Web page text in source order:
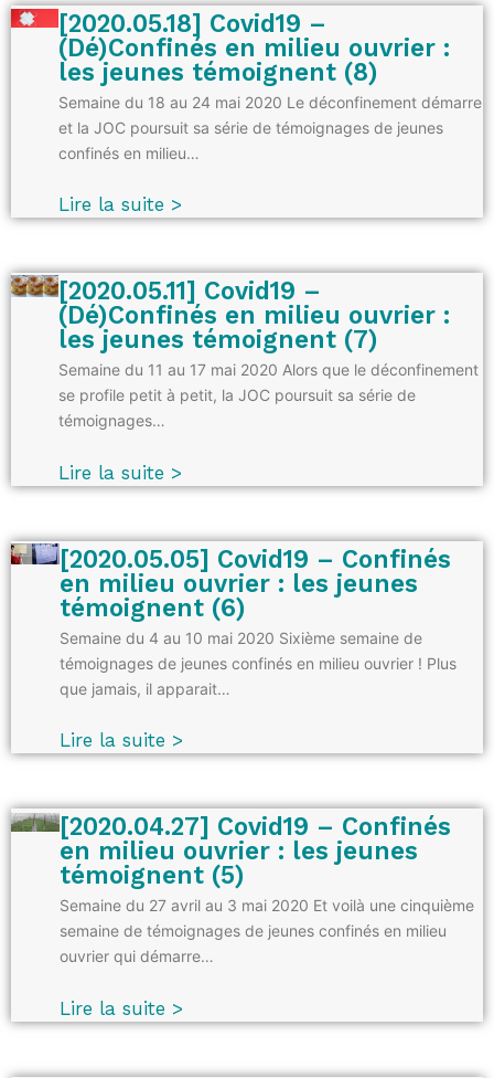
[2020.05.18] Covid19 –
(Dé)Confinés en milieu ouvrier :
les jeunes témoignent (8)
Semaine du 18 au 24 mai 2020 Le déconfinement démarre
et la JOC poursuit sa série de témoignages de jeunes
confinés en milieu…
Lire la suite >
[2020.05.11] Covid19 –
(Dé)Confinés en milieu ouvrier :
les jeunes témoignent (7)
Semaine du 11 au 17 mai 2020 Alors que le déconfinement
se profile petit à petit, la JOC poursuit sa série de
témoignages…
Lire la suite >
[2020.05.05] Covid19 – Confinés
en milieu ouvrier : les jeunes
témoignent (6)
Semaine du 4 au 10 mai 2020 Sixième semaine de
témoignages de jeunes confinés en milieu ouvrier ! Plus
que jamais, il apparait…
Lire la suite >
[2020.04.27] Covid19 – Confinés
en milieu ouvrier : les jeunes
témoignent (5)
Semaine du 27 avril au 3 mai 2020 Et voilà une cinquième
semaine de témoignages de jeunes confinés en milieu
ouvrier qui démarre…
Lire la suite >